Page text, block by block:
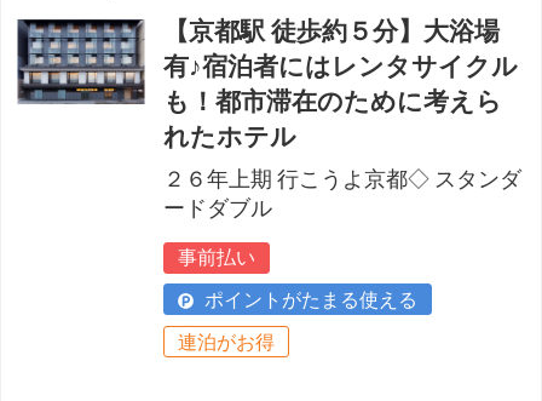
【京都駅 徒歩約５分】大浴場
有♪宿泊者にはレンタサイクル
も！都市滞在のために考えら
れたホテル
２６年上期 行こうよ京都◇ スタンダ
ードダブル
事前払い
ポイントがたまる使える
連泊がお得